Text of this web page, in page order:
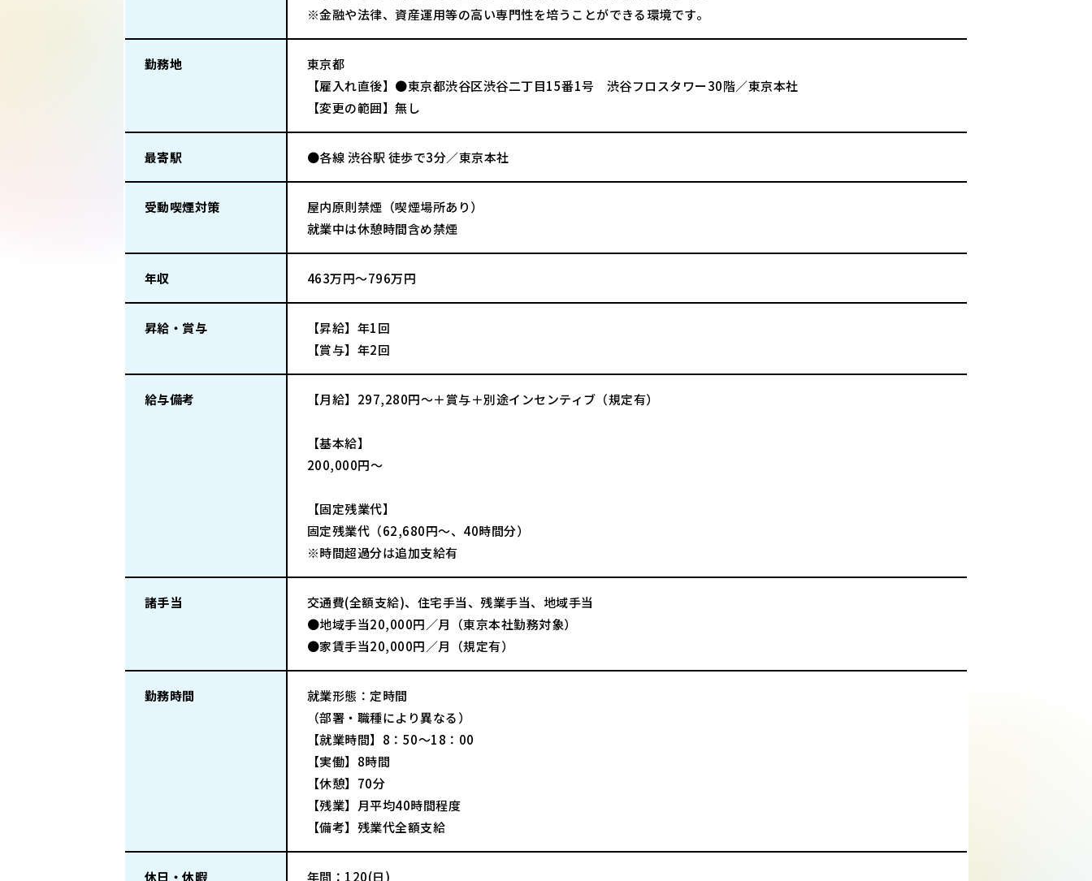
※金融や法律、資産運用等の高い専門性を培うことができる環境です。
勤務地
東京都
【雇入れ直後】●東京都渋谷区渋谷二丁目15番1号 渋谷フロスタワー30階／東京本社
【変更の範囲】無し
最寄駅 ●各線 渋谷駅 徒歩で3分／東京本社
受動喫煙対策
屋内原則禁煙（喫煙場所あり）
就業中は休憩時間含め禁煙
年収 463万円～796万円
昇給・賞与
【昇給】年1回
【賞与】年2回
給与備考 【月給】297,280円～＋賞与＋別途インセンティブ（規定有）
【基本給】
200,000円～
【固定残業代】
固定残業代（62,680円～、40時間分）
※時間超過分は追加支給有
諸手当
交通費(全額支給)、住宅手当、残業手当、地域手当
●地域手当20,000円／月（東京本社勤務対象）
●家賃手当20,000円／月（規定有）
勤務時間
就業形態：定時間
（部署・職種により異なる）
【就業時間】8：50～18：00
【実働】8時間
【休憩】70分
【残業】月平均40時間程度
【備考】残業代全額支給
休日・休暇 年間：120(日)